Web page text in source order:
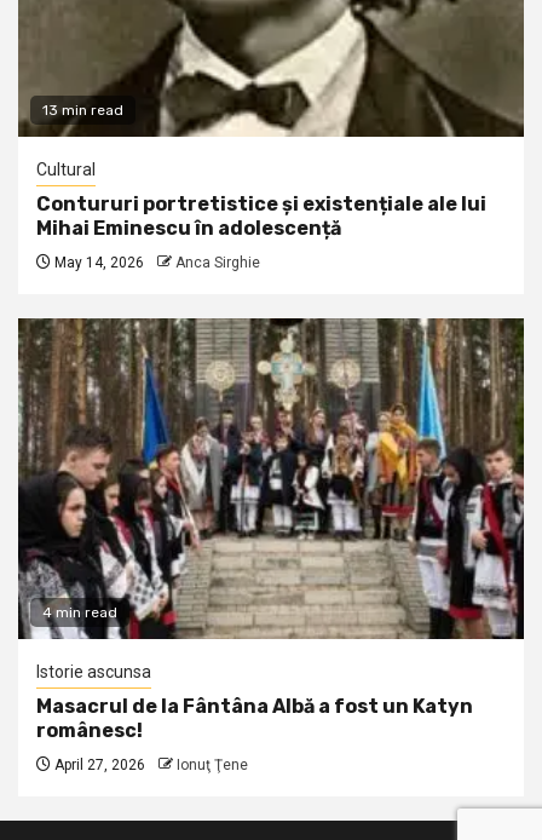
13 min read
Cultural
Contururi portretistice și existențiale ale lui
Mihai Eminescu în adolescență
May 14, 2026 Anca Sirghie
4 min read
Istorie ascunsa
Masacrul de la Fântâna Albă a fost un Katyn
românesc!
April 27, 2026 Ionuţ Ţene